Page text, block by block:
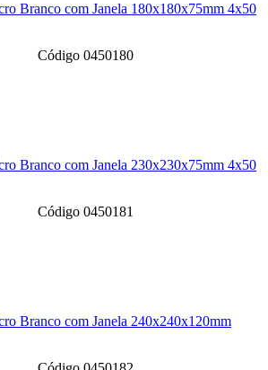
Branco com Janela 180x180x75mm 4x50
Código 0450180
Branco com Janela 230x230x75mm 4x50
Código 0450181
Branco com Janela 240x240x120mm